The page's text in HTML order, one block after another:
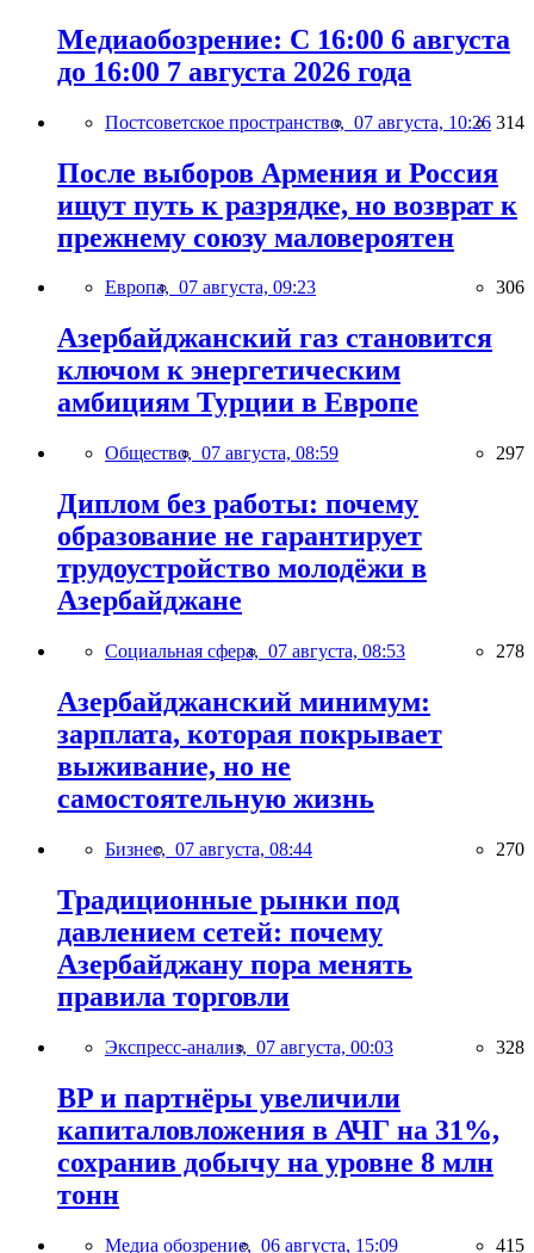
Медиаобозрение: С 16:00 6 августа
до 16:00 7 августа 2026 года
Постсоветское пространство, 07 августа, 10:26 314
После выборов Армения и Россия
ищут путь к разрядке, но возврат к
прежнему союзу маловероятен
Европа, 07 августа, 09:23 306
Азербайджанский газ становится
ключом к энергетическим
амбициям Турции в Европе
Общество, 07 августа, 08:59 297
Диплом без работы: почему
образование не гарантирует
трудоустройство молодёжи в
Азербайджане
Социальная сфера, 07 августа, 08:53 278
Азербайджанский минимум:
зарплата, которая покрывает
выживание, но не
самостоятельную жизнь
Бизнес, 07 августа, 08:44 270
Традиционные рынки под
давлением сетей: почему
Азербайджану пора менять
правила торговли
Экспресс-анализ, 07 августа, 00:03 328
BP и партнёры увеличили
капиталовложения в АЧГ на 31%,
сохранив добычу на уровне 8 млн
тонн
Медиа обозрение, 06 августа, 15:09 415